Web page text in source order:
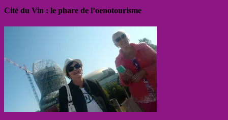
Cité du Vin : le phare de l’oenotourisme